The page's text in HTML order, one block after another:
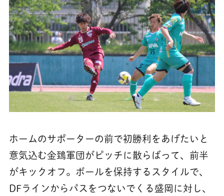
ホームのサポーターの前で初勝利をあげたいと
意気込む金鵄軍団がピッチに散らばって、前半
がキックオフ。ボールを保持するスタイルで、
DFラインからパスをつないでくる盛岡に対し、